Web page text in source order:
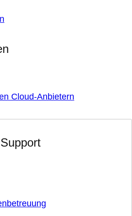
Cloud-Anbietern